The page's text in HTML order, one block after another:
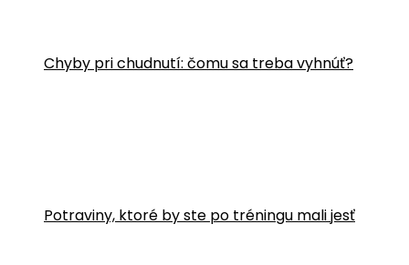
Chyby pri chudnutí: čomu sa treba vyhnúť?
Potraviny, ktoré by ste po tréningu mali jesť